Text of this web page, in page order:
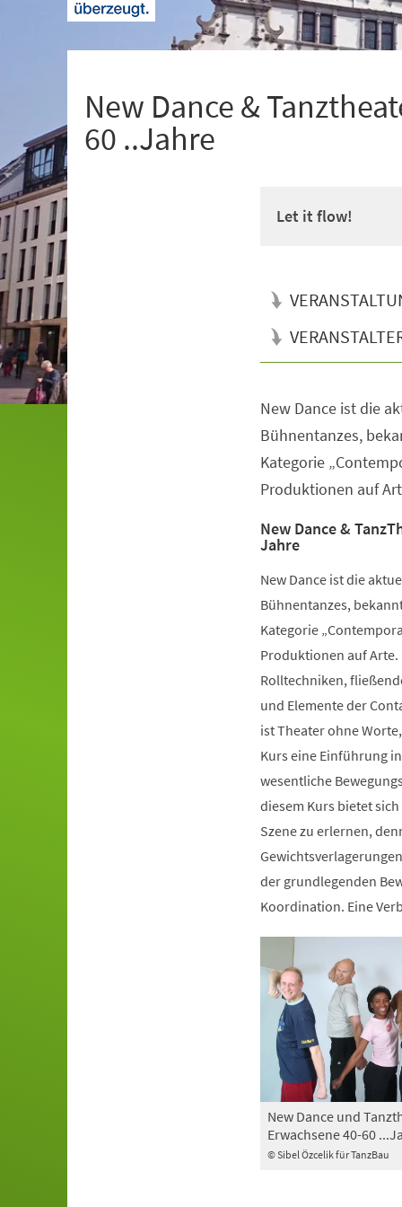
New Dance &
60 ..Jahre
Let it flow!
New Dance ist die
Bühnentanzes,
Kategorie
Produktionen auf
New Dance &
Jahre
New Dance ist die
Bühnentanzes,
Kategorie
Produktionen auf Arte.
Rolltechniken,
und Elemente der
ist Theater ohne
Kurs eine Einführung
wesentliche
diesem Kurs bietet
Szene zu erlernen,
der grundlegenden
Koordination. Eine
© Sibel Özcelik für TanzBau
New Dance und
Erwachsene 40-60